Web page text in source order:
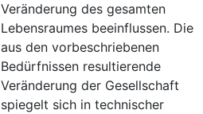
Veränderung des gesamten
Lebensraumes beeinflussen. Die
aus den vorbeschriebenen
Bedürfnissen resultierende
Veränderung der Gesellschaft
spiegelt sich in technischer